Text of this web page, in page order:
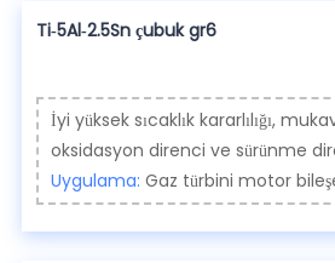
Ti-5Al-2.5Sn çubuk gr6
İyi yüksek sıcaklık kararlılığı,
oksidasyon direnci ve sürünme
Uygulama: Gaz türbini motor